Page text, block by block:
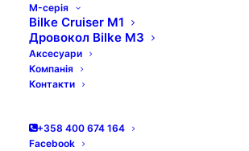
M-серія
Bilke Cruiser M1
Дровокол Bilke M3
Аксесуари
Компанія
Контакти
+358 400 674 164
Facebook